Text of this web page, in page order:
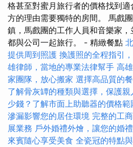
格甚至對蜜月旅行者的價格找到
方的理由需要獨特的房間。 馬戲
鎮，馬戲團的工作人員和音樂家
都與公司一起旅行。 - 精緻餐點
提供周到照護 換護照的全程指引
雄律師，當地的專業法律幫手 高
家團隊，放心搬家 選擇高品質的
了解骨灰罈的種類與選擇，保護親
少錢？了解市面上助聽器的價格範
滲漏影響您的居住環境 完整的工
展業務 戶外婚禮外燴，讓您的婚
來賓隨心享受美食 全瓷冠的特點